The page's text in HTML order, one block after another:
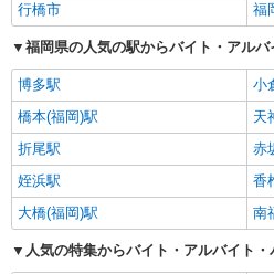
行橋市
福
福岡県の人気の駅からバイト・アル
博多駅
小
橋本(福岡)駅
天
折尾駅
赤
姪浜駅
香
大橋(福岡)駅
南
人気の特集からバイト・アルバイト